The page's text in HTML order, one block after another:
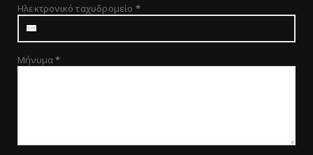
Ηλεκτρονικό ταχυδρομείο *
Μήνυμα*